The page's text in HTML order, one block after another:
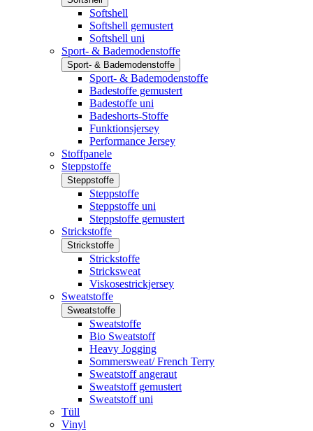
Softshell
Softshell gemustert
Softshell uni
Sport- & Bademodenstoffe
Sport- & Bademodenstoffe
Sport- & Bademodenstoffe
Badestoffe gemustert
Badestoffe uni
Badeshorts-Stoffe
Funktionsjersey
Performance Jersey
Stoffpanele
Steppstoffe
Steppstoffe
Steppstoffe
Steppstoffe uni
Steppstoffe gemustert
Strickstoffe
Strickstoffe
Strickstoffe
Stricksweat
Viskosestrickjersey
Sweatstoffe
Sweatstoffe
Sweatstoffe
Bio Sweatstoff
Heavy Jogging
Sommersweat/ French Terry
Sweatstoff angeraut
Sweatstoff gemustert
Sweatstoff uni
Tüll
Vinyl